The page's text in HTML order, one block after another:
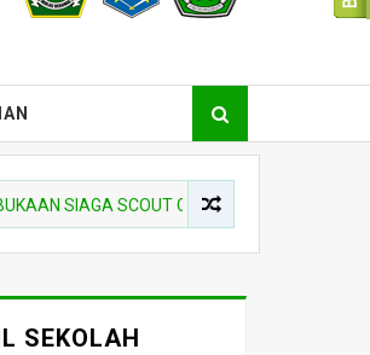
SCOUT COMPETITION DI MTSN 10 HSS
SEKOLAH